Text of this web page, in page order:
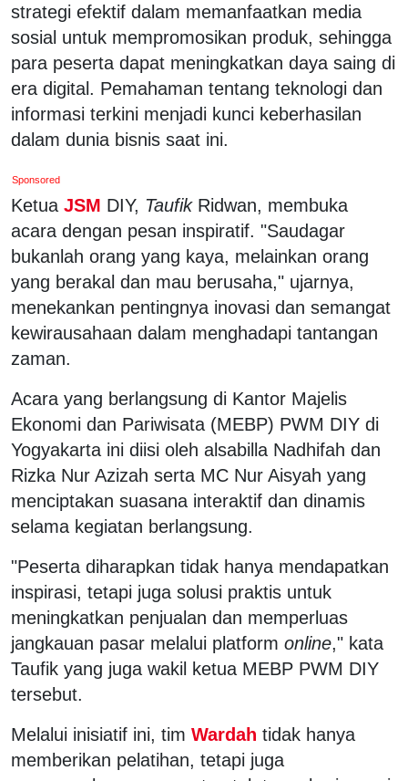
strategi efektif dalam memanfaatkan media
sosial untuk mempromosikan produk, sehingga
para peserta dapat meningkatkan daya saing di
era digital. Pemahaman tentang teknologi dan
informasi terkini menjadi kunci keberhasilan
dalam dunia bisnis saat ini.
Sponsored
Ketua JSM DIY, TaufikRidwan, membuka
acara dengan pesan inspiratif. "Saudagar
bukanlah orang yang kaya, melainkan orang
yang berakal dan mau berusaha," ujarnya,
menekankan pentingnya inovasi dan semangat
kewirausahaan dalam menghadapi tantangan
zaman.
Acara yang berlangsung di Kantor Majelis
Ekonomi dan Pariwisata (MEBP) PWM DIY di
Yogyakarta ini diisi oleh alsabilla Nadhifah dan
Rizka Nur Azizah serta MC Nur Aisyah yang
menciptakan suasana interaktif dan dinamis
selama kegiatan berlangsung.
"Peserta diharapkan tidak hanya mendapatkan
inspirasi, tetapi juga solusi praktis untuk
meningkatkan penjualan dan memperluas
jangkauan pasar melalui platform online," kata
Taufik yang juga wakil ketua MEBP PWM DIY
tersebut.
Melalui inisiatif ini, tim Wardah tidak hanya
memberikan pelatihan, tetapi juga